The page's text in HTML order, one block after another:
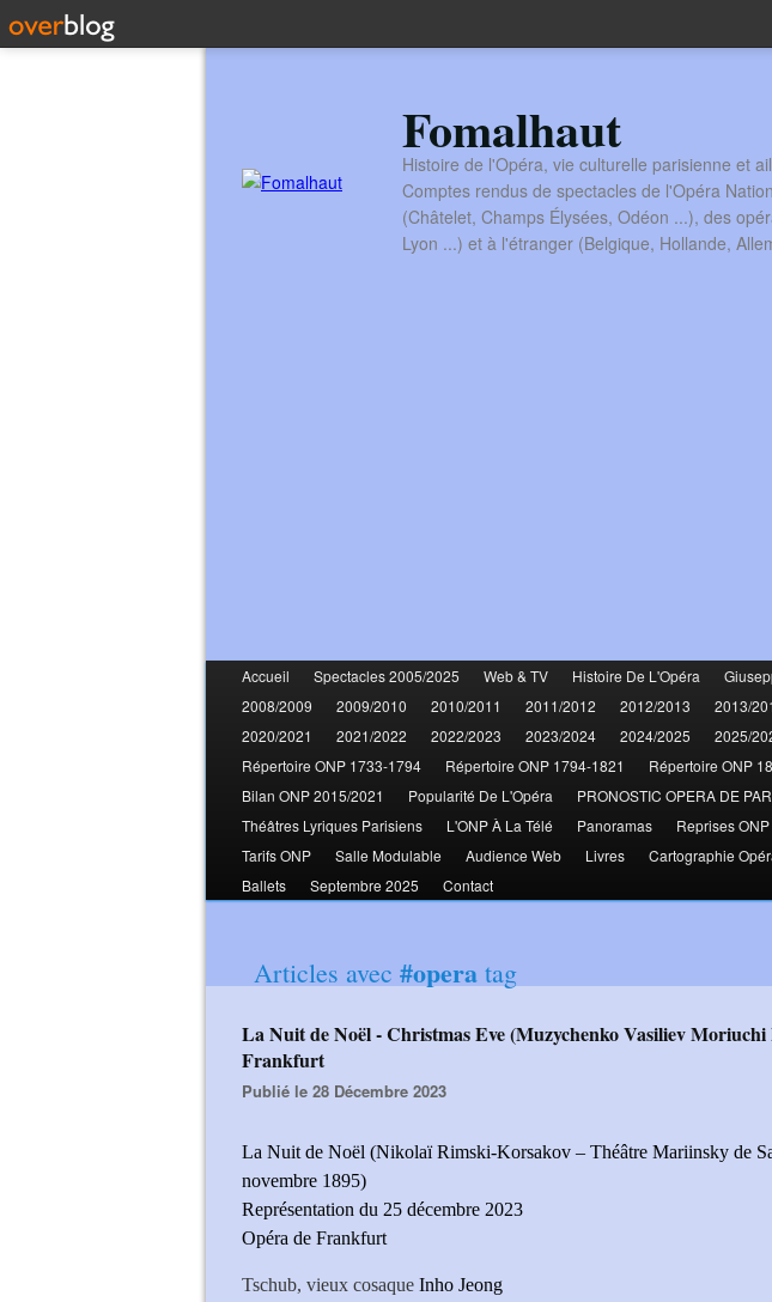
Fomalhaut
Histoire de l'Opéra, vie culturelle parisienne et
Comptes rendus de spectacles de l'Opéra
(Châtelet, Champs Élysées, Odéon ...), des
Lyon ...) et à l'étranger (Belgique, Hollande,
Accueil Spectacles 2005/2025 Web & TV Histoire De L'Opéra
2008/2009
2009/2010 2010/2011 2011/2012 2012/2013 2013/
2020/2021
2021/2022 2022/2023 2023/2024 2024/2025 2025/
Répertoire ONP 1733-1794
Répertoire ONP 1794-1821 Répertoire ONP
Bilan ONP 2015/2021
Popularité De L'Opéra PRONOSTIC OPERA DE
Théâtres Lyriques Parisiens
L'ONP À La Télé Panoramas Reprises
Tarifs ONP
Salle Modulable Audience Web Livres Cartographie
Ballets
Septembre 2025 Contact
Articles avec #opera tag
La Nuit de Noël - Christmas Eve (Muzychenko Vasiliev Moriuchi Loy)
Frankfurt
Publié le 28 Décembre 2023
La Nuit de Noël (Nikolaï Rimski-Korsakov – Théâtre Mariinsky de
novembre 1895)
Représentation du 25 décembre 2023
Opéra de Frankfurt
Tschub, vieux cosaque Inho Jeong